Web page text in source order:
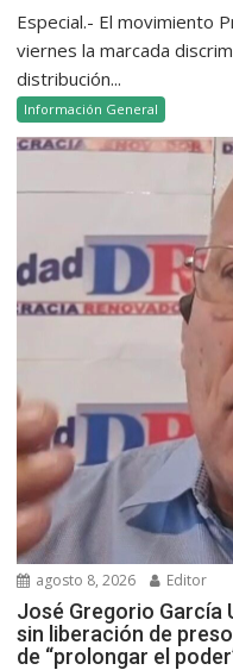
Especial.- El movimiento
viernes la marcada
distribución...
Información General
agosto 8, 2026 Editor
José Gregorio García
sin liberación de
de “prolongar el